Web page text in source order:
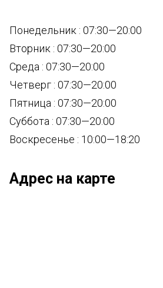
Понедельник : 07:30—20:00
Вторник : 07:30—20:00
Среда : 07:30—20:00
Четверг : 07:30—20:00
Пятница : 07:30—20:00
Суббота : 07:30—20:00
Воскресенье : 10:00—18:20
Адрес на карте